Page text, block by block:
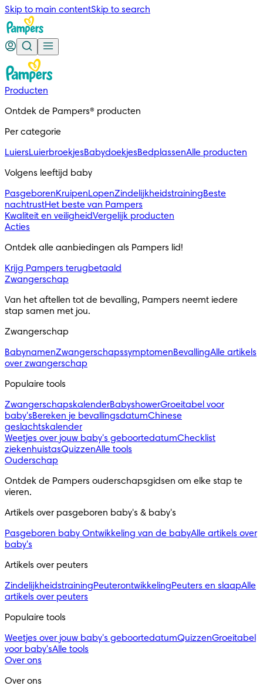
Skip to main contentSkip to search
Producten
Ontdek de Pampers® producten
Per categorie
LuiersLuierbroekjesBabydoekjesBedplassenAlle producten
Volgens leeftijd baby
PasgeborenKruipenLopenZindelijkheidstrainingBeste
nachtrustHet beste van Pampers
Kwaliteit en veiligheidVergelijk producten
Acties
Ontdek alle aanbiedingen als Pampers lid!
Krijg Pampers terugbetaald
Zwangerschap
Van het aftellen tot de bevalling, Pampers neemt iedere
stap samen met jou.
Zwangerschap
BabynamenZwangerschapssymptomenBevallingAlle artikels
over zwangerschap
Populaire tools
ZwangerschapskalenderBabyshowerGroeitabel voor
baby'sBereken je bevallingsdatumChinese
geslachtskalender
Weetjes over jouw baby's geboortedatumChecklist
ziekenhuistasQuizzenAlle tools
Ouderschap
Ontdek de Pampers ouderschapsgidsen om elke stap te
vieren.
Artikels over pasgeboren baby's & baby's
Pasgeboren baby Ontwikkeling van de babyAlle artikels over
baby's
Artikels over peuters
ZindelijkheidstrainingPeuterontwikkelingPeuters en slaapAlle
artikels over peuters
Populaire tools
Weetjes over jouw baby's geboortedatumQuizzenGroeitabel
voor baby'sAlle tools
Over ons
Over ons